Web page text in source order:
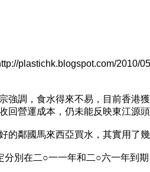
plastichk.blogspot.com/2010/
強調，食水得來不易，目前香
營運成本，仍未能反映東江源
的鄰國馬來西亞買水，其實用了
別在二○一一年和二○六一年到